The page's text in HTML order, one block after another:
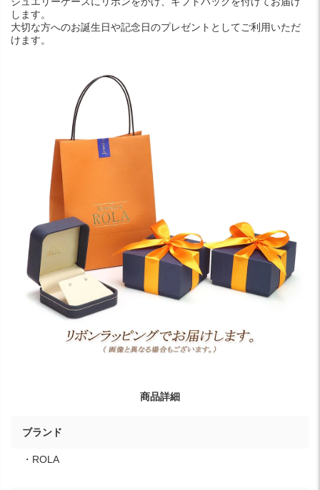
します。
大切な方へのお誕生日や記念日のプレゼントとしてご利用いただ
けます。
商品詳細
ブランド
・ROLA